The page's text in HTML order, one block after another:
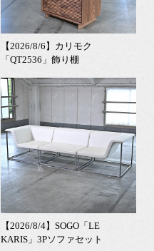
【2026/8/6】カリモク
「QT2536」飾り棚
【2026/8/4】SOGO「LE
KARIS」3Pソファセット